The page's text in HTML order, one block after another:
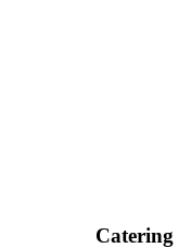
Catering